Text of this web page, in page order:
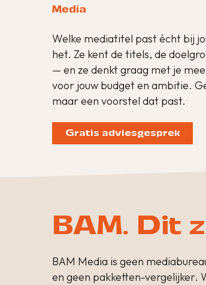
Media
Welke mediatitel past écht bij
het. Ze kent de titels, de
— en ze denkt graag met je
voor jouw budget en ambitie.
maar een voorstel dat past.
Gratis adviesgesprek
BAM. Dit
BAM Media is geen
en geen pakketten-vergelijker.